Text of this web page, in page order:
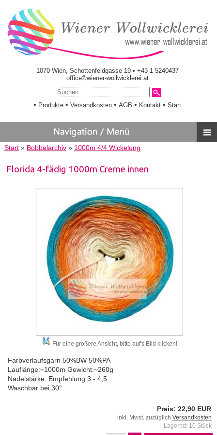
1070 Wien, Schottenfeldgasse 19 • +43 1 5240437
office©wiener-wollwicklerei.at
• Produkte •Versandkosten •AGB • Kontakt •Start
Start» Bobbelarchiv» 1000m 4/4 Wickelung
Florida 4-fädig 1000m Creme innen
Für eine größere Ansicht, bitte auf's Bild klicken!
Farbverlaufsgarn 50%BW 50%PA
Lauflänge:~1000m Gewicht:~260g
Nadelstärke: Empfehlung 3 - 4,5
Waschbar bei 30°
Preis: 22,90 EUR
inkl. Mwst. zuzüglich Versandkosten
Lagernd: 10 Stück